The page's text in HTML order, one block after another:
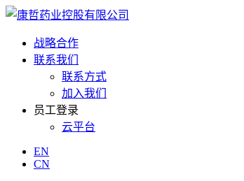
战略合作
联系我们
联系方式
加入我们
员工登录
云平台
EN
CN